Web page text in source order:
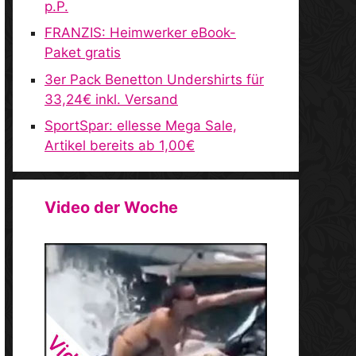
p.P.
FRANZIS: Heimwerker eBook-
Paket gratis
3er Pack Benetton Undershirts für
33,24€ inkl. Versand
SportSpar: ellesse Mega Sale,
Artikel bereits ab 1,00€
Video der Woche